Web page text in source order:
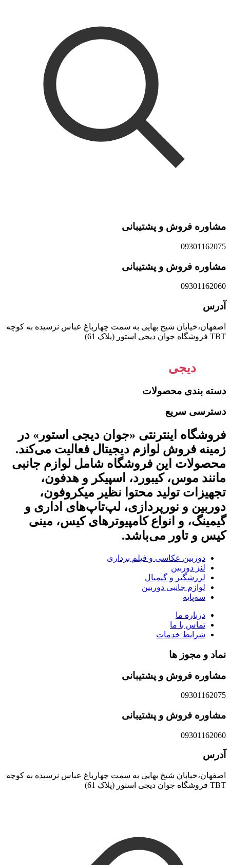
مشاوره فروش و پشتیبانی
09301162075
مشاوره فروش و پشتیبانی
09301162060
آدرس
اصفهان،خیابان شیخ بهایی به سمت چهارباغ عباس نرسیده به کوچه
TBT فروشگاه جوان دیجی استور (پلاک 61)
دیجی
دسته بندی محصولات
دسترسی سریع
فروشگاه اینترنتی «جوان دیجی استور» در
زمینه فروش لوازم دیجیتال فعالیت می‌کند.
محصولات این فروشگاه شامل لوازم جانبی
مانند موس، کیبورد، اسپیکر و هدفون،
تجهیزات تولید محتوا نظیر میکروفون،
دوربین و نورپردازی، لپ‌تاپ‌های اداری و
گیمینگ، و انواع کامپیوترهای کیس، مینی
کیس و تاور می‌باشد.
دوربین عکاسی و فیلم برداری
لنز دوربین
لرزشگیر و گیمبال
لوازم جانبی دوربین
سه‌پایه
درباره ما
تماس با ما
شرایط خدمات
نماد و مجوز ها
مشاوره فروش و پشتیبانی
09301162075
مشاوره فروش و پشتیبانی
09301162060
آدرس
اصفهان،خیابان شیخ بهایی به سمت چهارباغ عباس نرسیده به کوچه
TBT فروشگاه جوان دیجی استور (پلاک 61)